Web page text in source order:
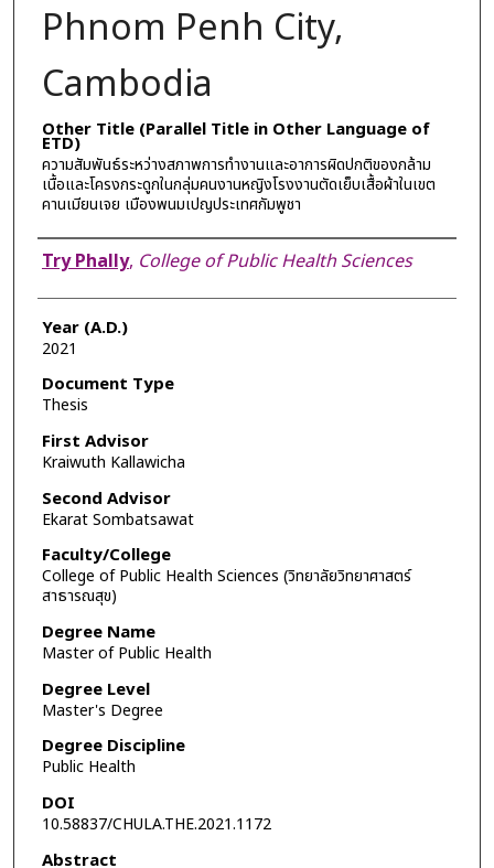
Phnom Penh City,
Cambodia
Other Title (Parallel Title in Other Language of
ETD)
ความสัมพันธ์ระหว่างสภาพการทำงานและอาการผิดปกติของกล้าม
เนื้อและโครงกระดูกในกลุ่มคนงานหญิงโรงงานตัดเย็บเสื้อผ้าในเขต
คานเมียนเจย เมืองพนมเปญประเทศกัมพูชา
Author
Try Phally, College of Public Health Sciences
Year (A.D.)
2021
Document Type
Thesis
First Advisor
Kraiwuth Kallawicha
Second Advisor
Ekarat Sombatsawat
Faculty/College
College of Public Health Sciences (วิทยาลัยวิทยาศาสตร์
สาธารณสุข)
Degree Name
Master of Public Health
Degree Level
Master's Degree
Degree Discipline
Public Health
DOI
10.58837/CHULA.THE.2021.1172
Abstract